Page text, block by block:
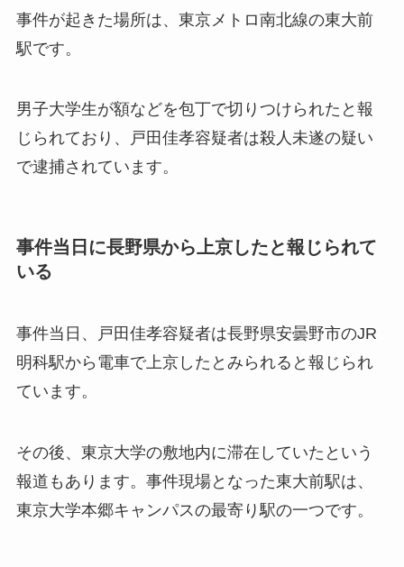
事件が起きた場所は、東京メトロ南北線の東大前
駅です。
男子大学生が額などを包丁で切りつけられたと報
じられており、戸田佳孝容疑者は殺人未遂の疑い
で逮捕されています。
事件当日に長野県から上京したと報じられて
いる
事件当日、戸田佳孝容疑者は長野県安曇野市のJR
明科駅から電車で上京したとみられると報じられ
ています。
その後、東京大学の敷地内に滞在していたという
報道もあります。事件現場となった東大前駅は、
東京大学本郷キャンパスの最寄り駅の一つです。